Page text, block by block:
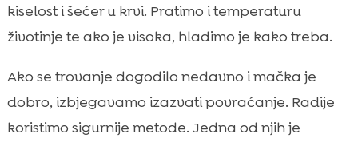
kiselost i šećer u krvi. Pratimo i temperaturu
životinje te ako je visoka, hladimo je kako treba.
Ako se trovanje dogodilo nedavno i mačka je
dobro, izbjegavamo izazvati povraćanje. Radije
koristimo sigurnije metode. Jedna od njih je